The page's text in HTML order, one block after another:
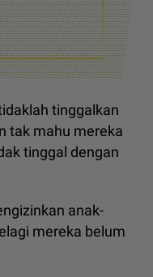
tinggalkan
tak mahu mereka
tinggal dengan
anak-
mereka belum